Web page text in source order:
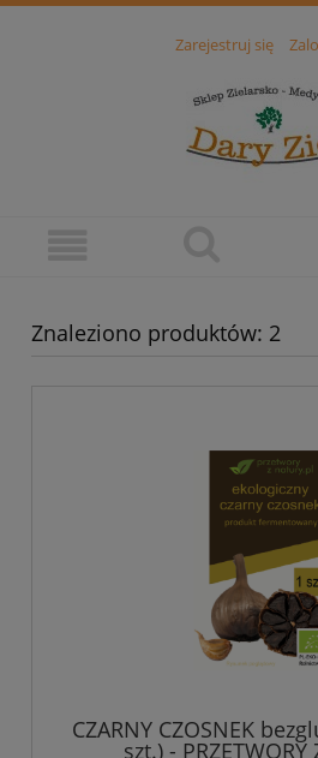
Zarejestruj się
Znaleziono produktów: 2
CZARNY CZOSNEK
szt.) - PRZETWORY